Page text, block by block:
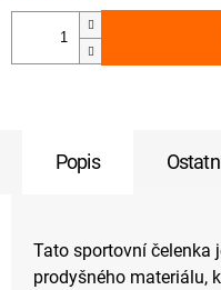
Popis
Tato sportovní čelenka
prodyšného materiálu,